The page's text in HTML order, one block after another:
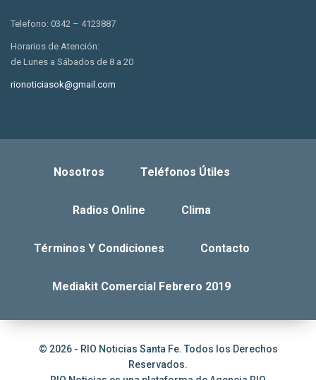
Telefono: 0342 – 4123887
Horarios de Atención:
de Lunes a Sábados de 8 a 20
rionoticiasok@gmail.com
Nosotros Teléfonos Útiles
Radios Online Clima
Términos Y Condiciones Contacto
Mediakit Comercial Febrero 2019
© 2026 - RIO Noticias Santa Fe. Todos los Derechos
Reservados.